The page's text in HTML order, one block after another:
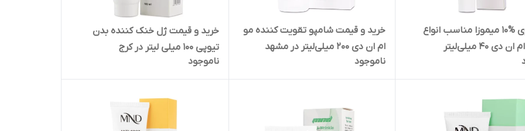
کرم حاوی %10 میموزا مناسب انواع
40 میلی‌لیتر
خرید و قیمت شامپو تقویت کننده مو
ام ان دی 200 میلی‌لیتر در مشهد
ناموجود
خرید و قیمت ژل خنک کننده بدن
تیوپی 100 میلی لیتر در کرج
ناموجود